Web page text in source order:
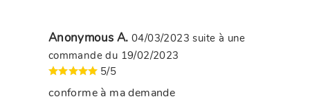
Anonymous A.04/03/2023 suite à une
commande du 19/02/2023
5/5
conforme à ma demande